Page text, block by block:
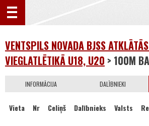
VENTSPILS NOVADA BJSS
VIEGLATLĒTIKĀ U18, U20 > 100M
INFORMĀCIJA DALĪBNIEKI
Vieta Nr Celiņš Dalībnieks Valsts